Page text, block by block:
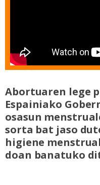
Abortuaren lege
Espainiako
osasun
sorta bat jaso
higiene
doan banatuko